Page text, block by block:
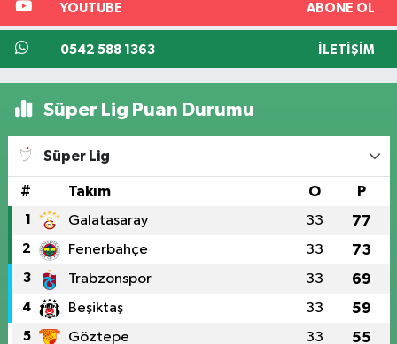
YOUTUBE ABONE OL
0542 588 1363 İLETIŞIM
Süper Lig Puan Durumu
Süper Lig
# Takım O P
1 Galatasaray 33 77
2 Fenerbahçe 33 73
3 Trabzonspor 33 69
4 Beşiktaş 33 59
5 Göztepe 33 55